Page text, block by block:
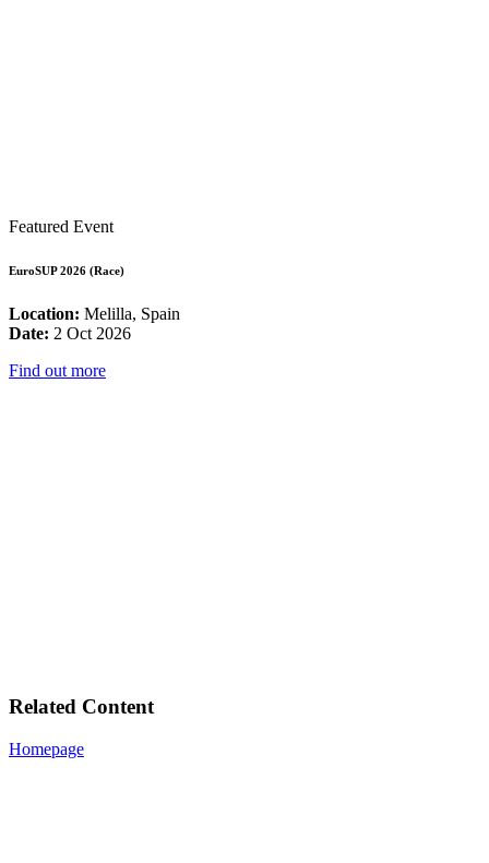
Featured Event
EuroSUP 2026 (Race)
Location: Melilla, Spain
Date: 2 Oct 2026
Find out more
Related Content
Homepage